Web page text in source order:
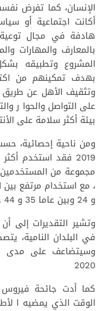
الإنسان، كما تفرض
أكانت اجتماعية أو
هادفة في مجال توعية
بالمعارف والمهارات
المشروع وتطبيقه
بهدف تمكينهم من
وتثقيف الأهل عن طريق
على التواصل والحوا ر
بيئة أكثر سلامة على
ومن ناحية إحصائية،
2019 فقد استخدم
و 24 وبين عاما 35 و 44 .
وتشير التقديرات إلى
في البلدان النامية،
وسيتضاعف على مدى
2020
كما أدت جائحة
الوقت الذي يمضيه ا